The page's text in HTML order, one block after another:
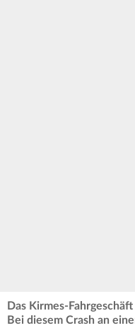
Das Kirmes-
Bei diesem Crash an